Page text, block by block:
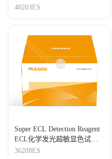
40203ES
Super ECL Detection Reagent
ECL化学发光超敏显色试剂
盒
36208ES